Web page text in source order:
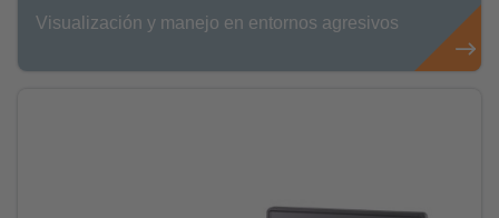
Visualización y manejo en entornos agresivos